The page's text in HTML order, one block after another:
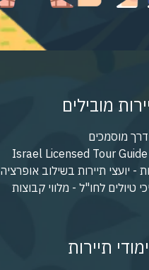
מובילים
מוסמכים
Israel Licensed Tour
- יועצי תיירות בשילוב אופרציה
טיולים לחו"ל - מלווי קבוצות
תיירות